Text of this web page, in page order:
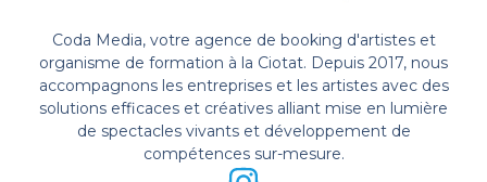
Coda Media, votre agence de booking d'artistes et
organisme de formation à la Ciotat. Depuis 2017, nous
accompagnons les entreprises et les artistes avec des
solutions efficaces et créatives alliant mise en lumière
de spectacles vivants et développement de
compétences sur-mesure.